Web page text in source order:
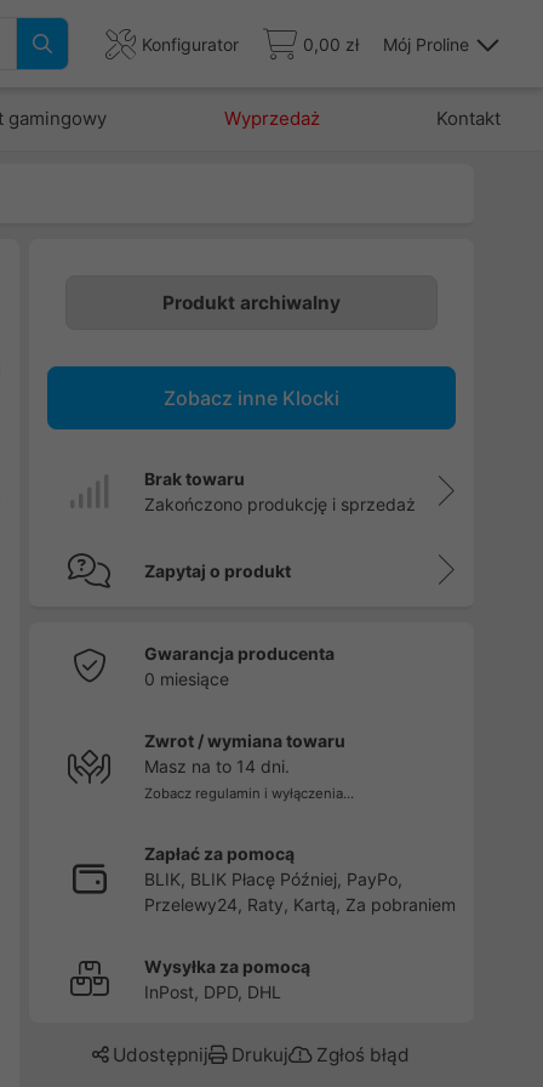
Konfigurator 0,00 zł Mój Proline
gamingowy Wyprzedaż Kontakt
Produkt archiwalny
Zobacz inne Klocki
Brak towaru
Zakończono produkcję i sprzedaż
Zapytaj o produkt
Gwarancja producenta
0 miesiące
Zwrot / wymiana towaru
Masz na to 14 dni.
Zobacz regulamin i wyłączenia...
Zapłać za pomocą
BLIK, BLIK Płacę Później, PayPo,
Przelewy24, Raty, Kartą, Za pobraniem
Wysyłka za pomocą
InPost, DPD, DHL
Udostępnij Drukuj Zgłoś błąd